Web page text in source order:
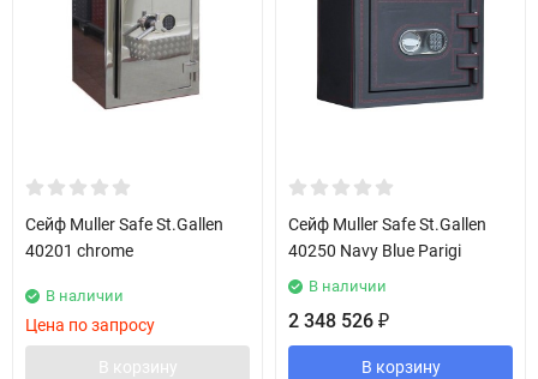
Сейф Muller Safe St.Gallen
40201 chrome
В наличии
Цена по запросу
В корзину
Сейф Muller Safe St.Gallen
40250 Navy Blue Parigi
В наличии
2 348 526 ₽
В корзину